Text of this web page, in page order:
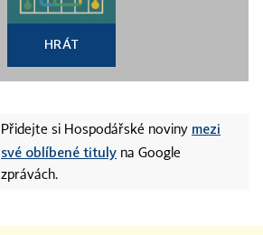
HRÁT
Přidejte si Hospodářské noviny mezi
své oblíbené tituly na Google
zprávách.